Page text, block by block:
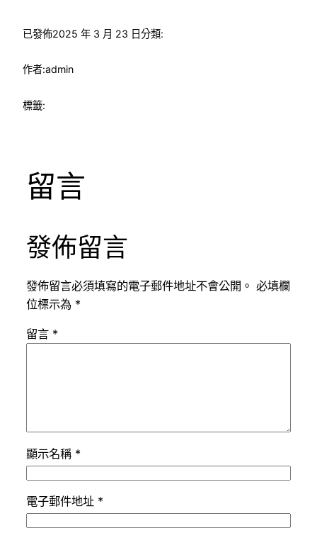
已發佈2025 年 3 月 23 日分類:
作者:admin
標籤:
留言
發佈留言
發佈留言必須填寫的電子郵件地址不會公開。 必填欄
位標示為 *
留言 *
顯示名稱 *
電子郵件地址 *